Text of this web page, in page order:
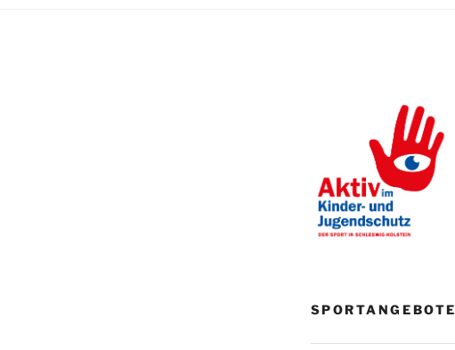
SPORTANGEBOTE